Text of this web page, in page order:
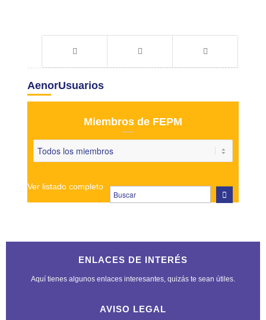
AenorUsuarios
Miembros de FEPM
Ver listado completo
ENLACES DE INTERÉS
Aquí tienes algunos enlaces interesantes, quizás te sean útiles.
AVISO LEGAL